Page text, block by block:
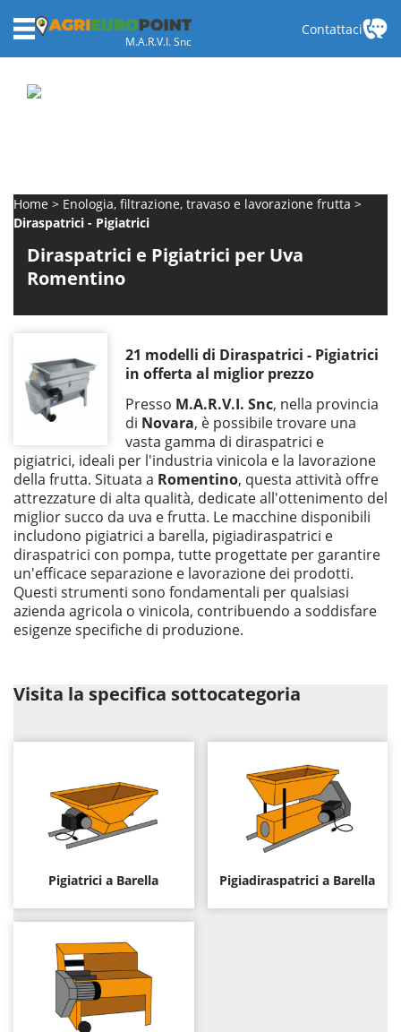
M.A.R.V.I. Snc
Contattaci
Home
Enologia, filtrazione, travaso e lavorazione frutta
Diraspatrici - Pigiatrici
Diraspatrici e Pigiatrici per Uva
Romentino
21 modelli di Diraspatrici - Pigiatrici
in offerta al miglior prezzo
Presso M.A.R.V.I. Snc, nella provincia
di Novara, è possibile trovare una
vasta gamma di diraspatrici e
pigiatrici, ideali per l'industria vinicola e la lavorazione
della frutta. Situata a Romentino, questa attività offre
attrezzature di alta qualità, dedicate all'ottenimento del
miglior succo da uva e frutta. Le macchine disponibili
includono pigiatrici a barella, pigiadiraspatrici e
diraspatrici con pompa, tutte progettate per garantire
un'efficace separazione e lavorazione dei prodotti.
Questi strumenti sono fondamentali per qualsiasi
azienda agricola o vinicola, contribuendo a soddisfare
esigenze specifiche di produzione.
Visita la specifica sottocategoria
Pigiatrici a Barella Pigiadiraspatrici a Barella